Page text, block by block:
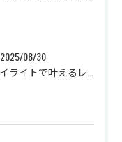
2025/08/30